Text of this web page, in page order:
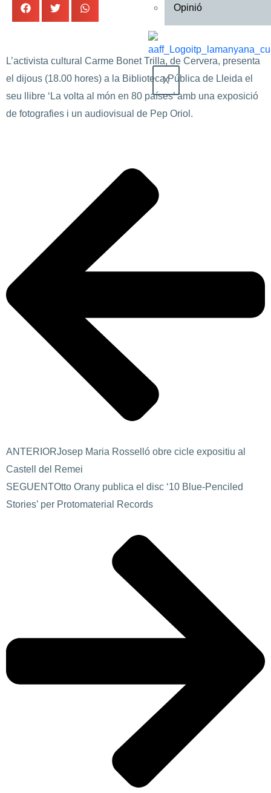
Opinió
X
L’activista cultural Carme Bonet Trilla, de Cervera, presenta
el dijous (18.00 hores) a la Biblioteca Pública de Lleida el
seu llibre ‘La volta al món en 80 países’ amb una exposició
de fotografies i un audiovisual de Pep Oriol.
ANTERIORJosep Maria Rosselló obre cicle expositiu al
Castell del Remei
SEGUENTOtto Orany publica el disc ‘10 Blue-Penciled
Stories’ per Protomaterial Records